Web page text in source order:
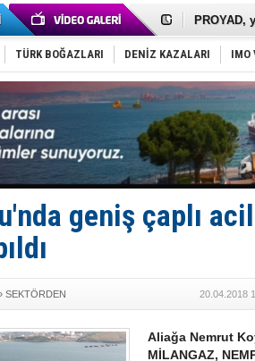
Türkiye-
Türk
Deniz
DÖDER,
Fairline,
Runit
Limana
Türk
Hüseyin
Hat-San
TÜRK BOĞAZLARI DENİZ KAZALARI IMO
geniş çaplı
SEKTÖRDEN 20.04.2018
Aliağa Nemrut
MİLANGAZ,